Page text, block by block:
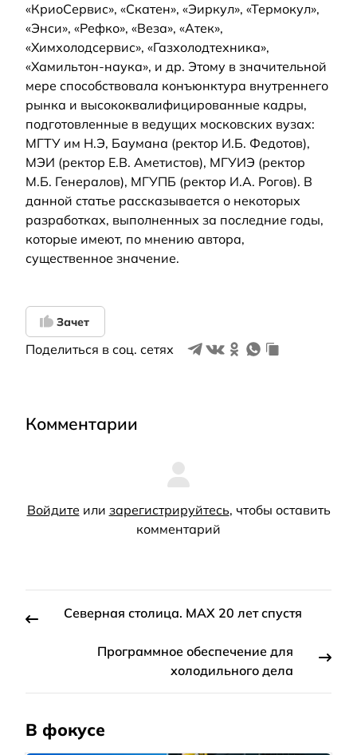
«КриоСервис», «Скатен», «Эиркул», «Термокул»,
«Энси», «Рефко», «Веза», «Атек»,
«Химхолодсервис», «Газхолодтехника»,
«Хамильтон-наука», и др. Этому в значительной
мере способствовала конъюнктура внутреннего
рынка и высококвалифицированные кадры,
подготовленные в ведущих московских вузах:
МГТУ им Н.Э, Баумана (ректор И.Б. Федотов),
МЭИ (ректор Е.В. Аметистов), МГУИЭ (ректор
М.Б. Генералов), МГУПБ (ректор И.А. Рогов). В
данной статье рассказывается о некоторых
разработках, выполненных за последние годы,
которые имеют, по мнению автора,
существенное значение.
Зачет
Поделиться в соц. сетях
Комментарии
Войдите или зарегистрируйтесь, чтобы оставить
комментарий
Северная столица. МАХ 20 лет спустя
Программное обеспечение для
холодильного дела
В фокусе